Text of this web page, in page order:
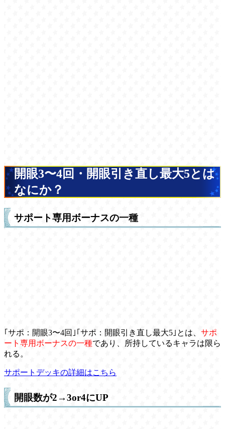
開眼3〜4回・開眼引き直し最大5とは
なにか？
サポート専用ボーナスの一種
｢サポ：開眼3〜4回｣｢サポ：開眼引き直し最大5｣とは、 サポ
ート専用ボーナスの一種であり、所持しているキャラは限ら
れる。
サポートデッキの詳細はこちら
開眼数が2→3or4にUP